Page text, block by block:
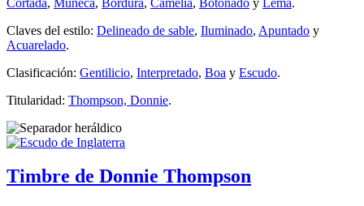
Claves del estilo: Delineado de sable, Iluminado, Apuntado y
Acuarelado.
Clasificación: Gentilicio, Interpretado, Boa y Escudo.
Titularidad: Thompson, Donnie.
Timbre de Donnie Thompson